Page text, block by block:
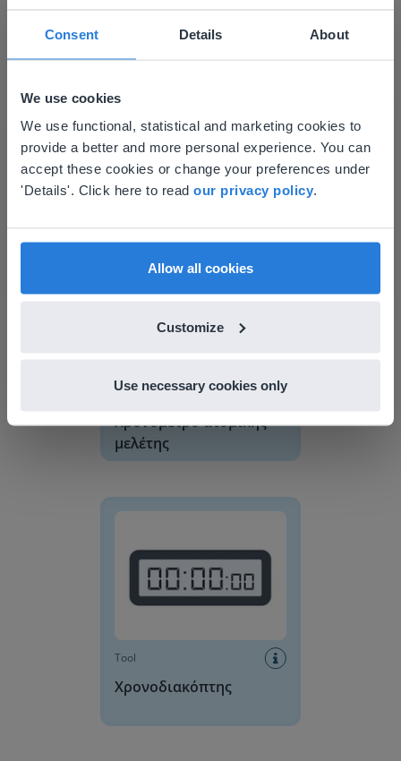
Consent Details About
We use cookies
We use functional, statistical and marketing cookies to
provide a better and more personal experience. You can
accept these cookies or change your preferences under
'Details'. Click here to read our privacy policy.
Allow all cookies
Customize
Use necessary cookies only
Tool
Ενσωμάτωση βίντεο
Χρονόμετρο ατομικής μελέτης
Tool
Χρονόμετρο ατομικής
μελέτης
Tool
Χρονοδιακόπτης
This website doesn't match
your location
Based on your location, we think you might
find regional content and pricing.